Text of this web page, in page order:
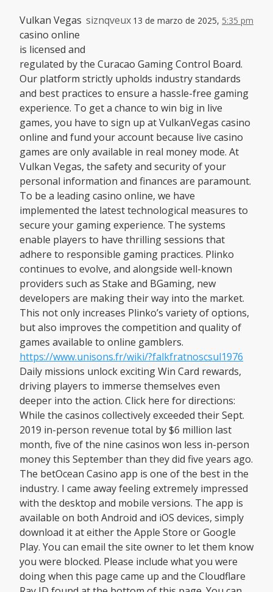
siznqveux 13 de marzo de 2025, 5:35 pm
Vulkan Vegas
casino online
is licensed and
regulated by the Curacao Gaming Control Board.
Our platform strictly upholds industry standards
and best practices to ensure a hassle-free gaming
experience. To get a chance to win big in live
games, you have to sign up at VulkanVegas casino
online and fund your account because live casino
games are only available in real money mode. At
Vulkan Vegas, the safety and security of your
personal information and finances are paramount.
To be a leading casino online, we have
implemented the latest technological measures to
secure your gaming experience. The systems
enable players to have thrilling sessions that
adhere to responsible gaming practices. Plinko
continues to evolve, and alongside well-known
providers such as Stake and BGaming, new
developers are making their way into the market.
This not only increases Plinko’s variety of options,
but also improves the competition and quality of
games available to online gamblers.
https://www.unisons.fr/wiki/?falkfratnoscsul1976
Daily missions unlock exciting Win Card rewards,
driving players to immerse themselves even
deeper into the action. Click here for directions:
While the casinos collectively exceeded their Sept.
2019 in-person revenue total by $6 million last
month, five of the nine casinos won less in-person
money this September than they did five years ago.
The betOcean Casino app is one of the best in the
industry. I came away feeling extremely impressed
with the desktop and mobile versions. The app is
available on both Android and iOS devices, simply
download it at either the Apple Store or Google
Play. You can email the site owner to let them know
you were blocked. Please include what you were
doing when this page came up and the Cloudflare